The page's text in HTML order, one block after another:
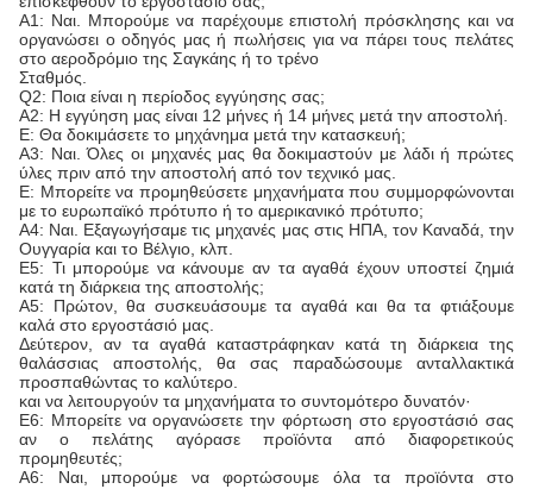
Α1: Ναι. Μπορούμε να παρέχουμε επιστολή πρόσκλησης και να
οργανώσει ο οδηγός μας ή πωλήσεις για να πάρει τους πελάτες
στο αεροδρόμιο της Σαγκάης ή το τρένο
Σταθμός.
Q2: Ποια είναι η περίοδος εγγύησης σας;
Α2: Η εγγύηση μας είναι 12 μήνες ή 14 μήνες μετά την αποστολή.
Ε: Θα δοκιμάσετε το μηχάνημα μετά την κατασκευή;
Α3: Ναι. Όλες οι μηχανές μας θα δοκιμαστούν με λάδι ή πρώτες
ύλες πριν από την αποστολή από τον τεχνικό μας.
Ε: Μπορείτε να προμηθεύσετε μηχανήματα που συμμορφώνονται
με το ευρωπαϊκό πρότυπο ή το αμερικανικό πρότυπο;
Α4: Ναι. Εξαγωγήσαμε τις μηχανές μας στις ΗΠΑ, τον Καναδά, την
Ουγγαρία και το Βέλγιο, κλπ.
Ε5: Τι μπορούμε να κάνουμε αν τα αγαθά έχουν υποστεί ζημιά
κατά τη διάρκεια της αποστολής;
Α5: Πρώτον, θα συσκευάσουμε τα αγαθά και θα τα φτιάξουμε
καλά στο εργοστάσιό μας.
Δεύτερον, αν τα αγαθά καταστράφηκαν κατά τη διάρκεια της
θαλάσσιας αποστολής, θα σας παραδώσουμε ανταλλακτικά
προσπαθώντας το καλύτερο.
και να λειτουργούν τα μηχανήματα το συντομότερο δυνατόν·
Ε6: Μπορείτε να οργανώσετε την φόρτωση στο εργοστάσιό σας
αν ο πελάτης αγόρασε προϊόντα από διαφορετικούς
προμηθευτές;
Α6: Ναι, μπορούμε να φορτώσουμε όλα τα προϊόντα στο